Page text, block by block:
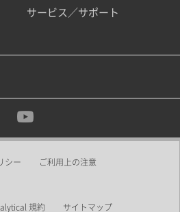
サービス／サポート
シー ご利用上の注意
規約 サイトマップ